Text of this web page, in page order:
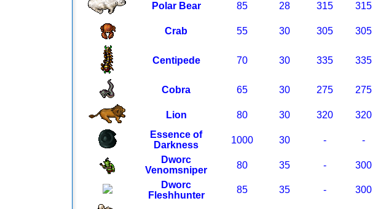
Polar Bear 85 28 315 315
Crab 55 30 305 305
Centipede 70 30 335 335
Cobra 65 30 275 275
Lion 80 30 320
320
Essence of
Darkness
1000 30 -
-
Dworc
Venomsniper
80 35 -
300
Dworc
Fleshhunter
85 35 - 300